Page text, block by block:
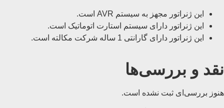
این ژنراتور مجهز به سیستم AVR است.
این ژنراتور دارای سیستم استارت اتوماتیک است.
این ژنراتور دارای گارانتی 1 ساله شرکت مکالته است.
نقد و بررسی‌ها
هنوز بررسی‌ای ثبت نشده است.